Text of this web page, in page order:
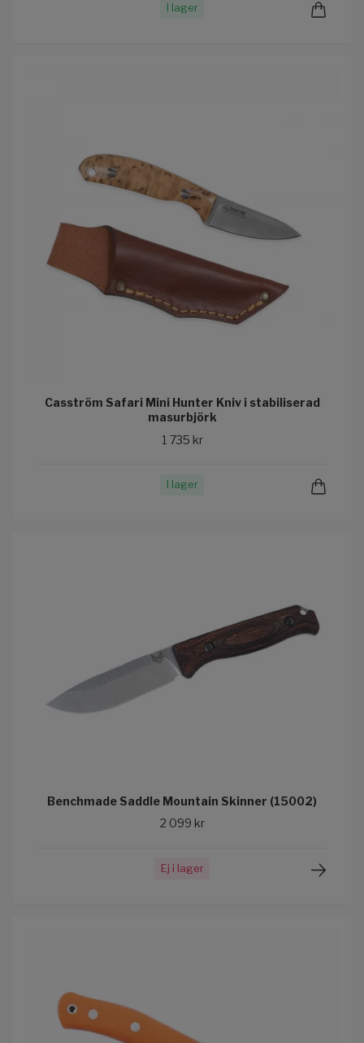
I lager
Casström Safari Mini Hunter Kniv i stabiliserad
masurbjörk
1 735 kr
I lager
Benchmade Saddle Mountain Skinner (15002)
2 099 kr
Ej i lager